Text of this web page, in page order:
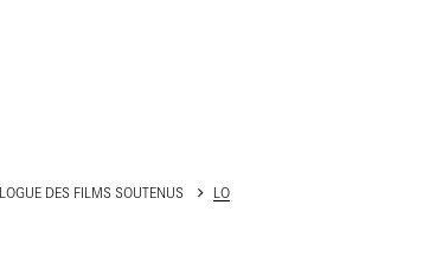
DES FILMS SOUTENUS LO